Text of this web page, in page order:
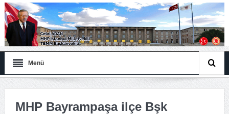
Menü
MHP Bayrampaşa ilçe Bşk